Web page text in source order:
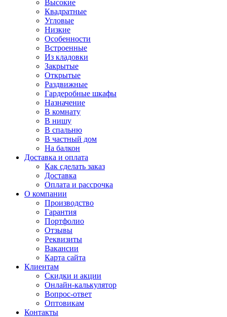
Высокие
Квадратные
Угловые
Низкие
Особенности
Встроенные
Из кладовки
Закрытые
Открытые
Раздвижные
Гардеробные шкафы
Назначение
В комнату
В нишу
В спальню
В частный дом
На балкон
Доставка и оплата
Как сделать заказ
Доставка
Оплата и рассрочка
О компании
Производство
Гарантия
Портфолио
Отзывы
Реквизиты
Вакансии
Карта сайта
Клиентам
Скидки и акции
Онлайн-калькулятор
Вопрос-ответ
Оптовикам
Контакты